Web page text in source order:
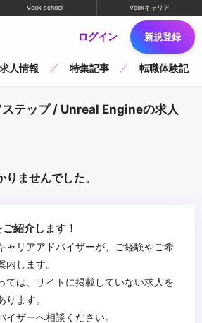
Vook school Vookキャリア
ログイン 新規登録
求人情報 特集記事 転職体験記
テップ / Unreal Engineの求人
ませんでした。
紹介します！
ャリアアドバイザーが、ご経験やご希
します。
ては、サイトに掲載していない求人を
ます。
イザーへ相談ください。